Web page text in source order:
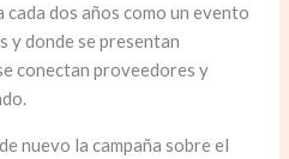
cada dos años como un evento
y donde se presentan
conectan proveedores y
nuevo la campaña sobre el